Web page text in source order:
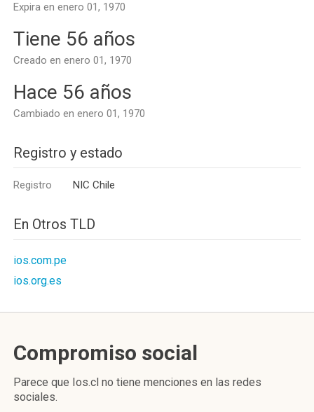
Expira en enero 01, 1970
Tiene 56 años
Creado en enero 01, 1970
Hace 56 años
Cambiado en enero 01, 1970
Registro y estado
Registro NIC Chile
En Otros TLD
ios.com.pe
ios.org.es
Compromiso social
Parece que Ios.cl no tiene menciones en las redes
sociales.